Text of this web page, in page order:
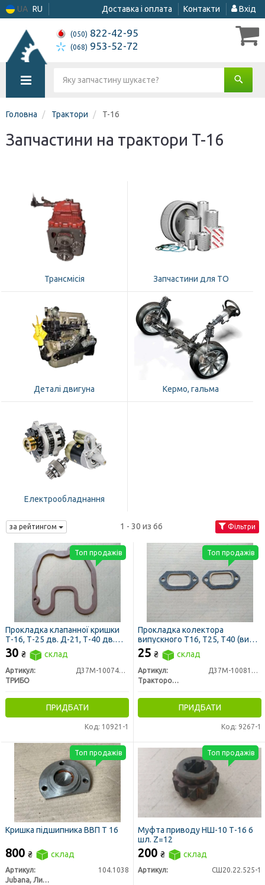
UA RU Доставка і оплата Контакти Вхід
(050) 822-42-95
(068) 953-52-72
Головна Трактори T-16
Запчастини на трактори T-16
Трансмісія Запчастини для ТО
Деталі двигуна Кермо, гальма
Електрообладнання
за рейтингом 1 - 30 из 66 Фільтри
Прокладка клапанної кришки
Т-16, Т-25 дв. Д-21, Т-40 дв.
Д-144 (вир-во Трібо)
30 ₴ склад
Артикул:
Д37М-1007419-А2
ТРИБО
ПРИДБАТИ
Код: 10921-1
Топ продажів
Прокладка колектора
випускного Т16, Т25, Т40 (вир-
во ЛЗТД)
25 ₴ склад
Артикул:
Д37М-1008170Б-Р
Трактородеталь г. Лозовая
ПРИДБАТИ
Код: 9267-1
Топ продажів
Кришка підшипника ВВП Т 16
800 ₴ склад
Артикул:
104.1038
Jubana, Литва
Топ продажів
Муфта приводу НШ-10 Т-16 6
шл. Z=12
200 ₴ склад
Артикул: СШ20.22.525-1
Топ продажів